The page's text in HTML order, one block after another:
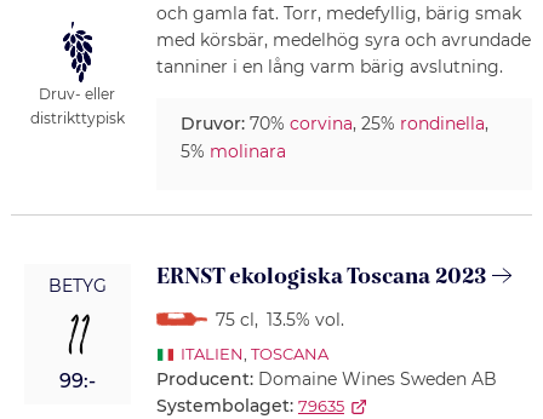
Druv- eller
distrikttypisk
och gamla fat. Torr, medefyllig, bärig smak
med körsbär, medelhög syra och avrundade
tanniner i en lång varm bärig avslutning.
Druvor:70% corvina, 25% rondinella,
5% molinara
BETYG
11
99:-
ERNST ekologiska Toscana 2023
75 cl , 13.5% vol.
ITALIEN, TOSCANA
Producent: Domaine Wines Sweden AB
Systembolaget: 79635